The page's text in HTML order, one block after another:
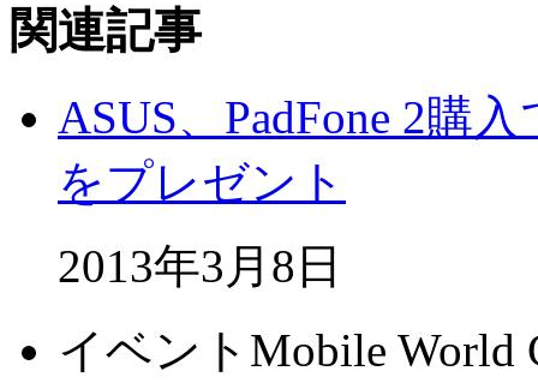
関連記事
ASUS、PadFone 2購
をプレゼント
2013年3月8日
イベント Mobile World